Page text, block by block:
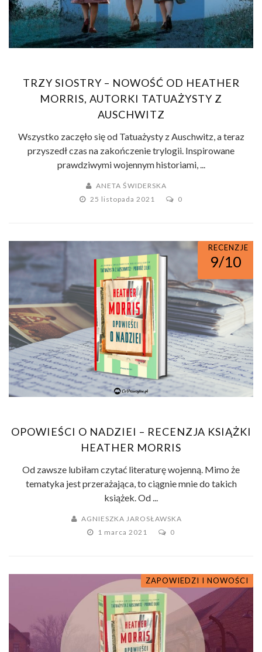
TRZY SIOSTRY – NOWOŚĆ OD HEATHER
MORRIS, AUTORKI TATUAŻYSTY Z
AUSCHWITZ
Wszystko zaczęło się od Tatuażysty z Auschwitz, a teraz
przyszedł czas na zakończenie trylogii. Inspirowane
prawdziwymi wojennym historiami, ...
ANETA ŚWIDERSKA
25 listopada 2021
0
RECENZJE
9/10
OPOWIEŚCI O NADZIEI – RECENZJA KSIĄŻKI
HEATHER MORRIS
Od zawsze lubiłam czytać literaturę wojenną. Mimo że
tematyka jest przerażająca, to ciągnie mnie do takich
książek. Od ...
AGNIESZKA JAROSŁAWSKA
1 marca 2021
0
ZAPOWIEDZI I NOWOŚCI